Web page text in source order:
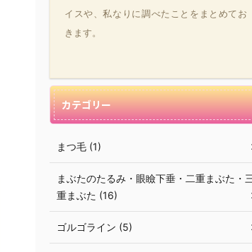
イスや、私なりに調べたことをまとめてお
きます。
カテゴリー
まつ毛 (1)
まぶたのたるみ・眼瞼下垂・二重まぶた・
重まぶた (16)
ゴルゴライン (5)